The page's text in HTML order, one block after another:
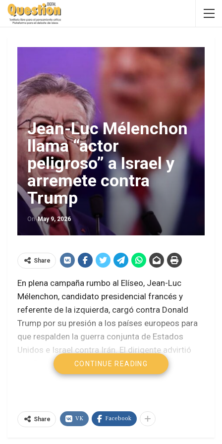
Jean-Luc Mélenchon
llama “actor
peligroso” a Israel y
arremete contra
Trump
OnMay 9, 2026
Share
En plena campaña rumbo al Elíseo, Jean-Luc
Mélenchon, candidato presidencial francés y
referente de la izquierda, cargó contra Donald
Trump por su presión a los países europeos para
que respalden la guerra conjunta de Estados
Unidos e Israel contra Irán. El dirigente advirtió
que Francia no debe ceder ante lo que describió
como una “estrategia de sometimiento” de
Mélenchon acusó además a Israel de haberse
CONTINUE READING
Share VK Facebook